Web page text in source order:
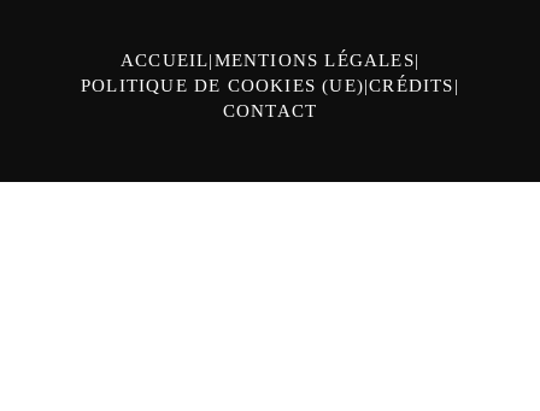
ACCUEIL MENTIONS LÉGALES
POLITIQUE DE COOKIES (UE) CRÉDITS
CONTACT